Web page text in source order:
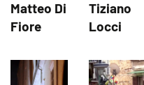
Matteo Di
Fiore
Tiziano
Locci